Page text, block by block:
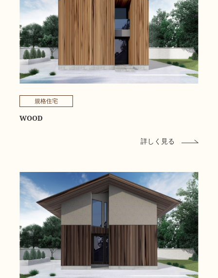
規格住宅
WOOD
詳しく見る